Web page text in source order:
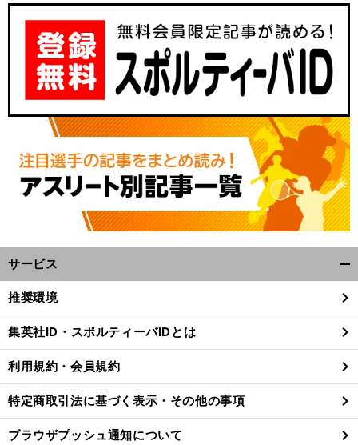
サービス
閉
る
推奨環境
集英社ID・スポルティーバIDとは
利用規約・会員規約
特定商取引法に基づく表示・その他の事項
ブラウザプッシュ通知について